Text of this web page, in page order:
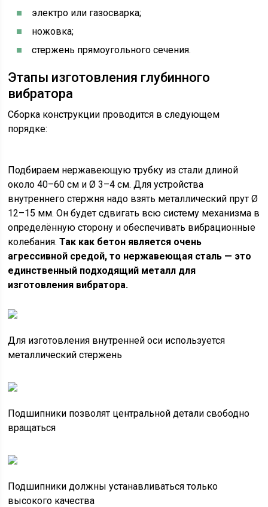
электро или газосварка;
ножовка;
стержень прямоугольного сечения.
Этапы изготовления глубинного
вибратора
Сборка конструкции проводится в следующем
порядке:
Подбираем нержавеющую трубку из стали длиной
около 40–60 см и Ø 3–4 см. Для устройства
внутреннего стержня надо взять металлический прут Ø
12–15 мм. Он будет сдвигать всю систему механизма в
определённую сторону и обеспечивать вибрационные
колебания.Так как бетон является очень
агрессивной средой, то нержавеющая сталь — это
единственный подходящий металл для
изготовления вибратора.
Для изготовления внутренней оси используется
металлический стержень
Подшипники позволят центральной детали свободно
вращаться
Подшипники должны устанавливаться только
высокого качества